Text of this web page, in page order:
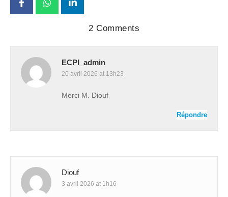
2 Comments
ECPI_admin
20 avril 2026 at 13h23
Merci M. Diouf
Répondre
Diouf
3 avril 2026 at 1h16